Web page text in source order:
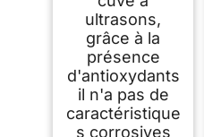
ultrasons,
grâce à la
présence
d'antioxydants
il n'a pas de
caractéristique
s corrosives